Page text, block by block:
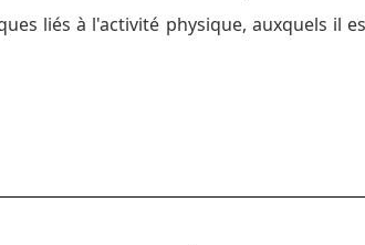
liés à l'activité physique, auxquels il